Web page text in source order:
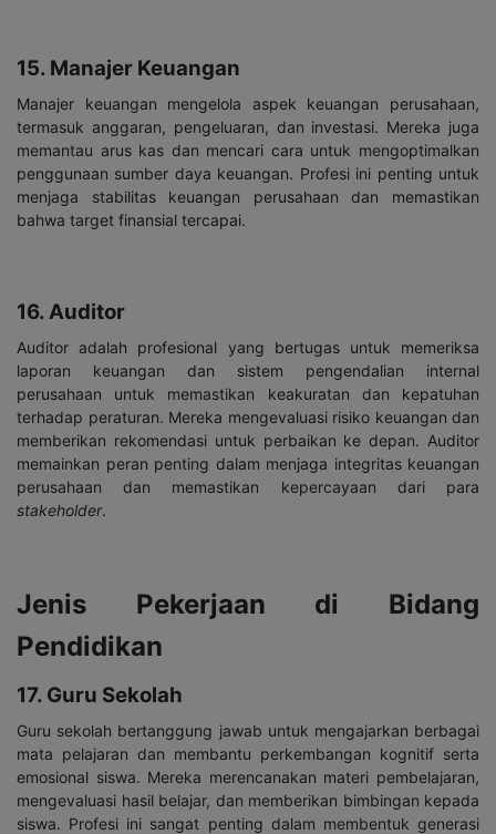
15. Manajer Keuangan
Manajer keuangan mengelola aspek keuangan perusahaan,
termasuk anggaran, pengeluaran, dan investasi. Mereka juga
memantau arus kas dan mencari cara untuk mengoptimalkan
penggunaan sumber daya keuangan. Profesi ini penting untuk
menjaga stabilitas keuangan perusahaan dan memastikan
bahwa target finansial tercapai.
16. Auditor
Auditor adalah profesional yang bertugas untuk memeriksa
laporan keuangan dan sistem pengendalian internal
perusahaan untuk memastikan keakuratan dan kepatuhan
terhadap peraturan. Mereka mengevaluasi risiko keuangan dan
memberikan rekomendasi untuk perbaikan ke depan. Auditor
memainkan peran penting dalam menjaga integritas keuangan
perusahaan dan memastikan kepercayaan dari para
stakeholder.
Jenis Pekerjaan di Bidang
Pendidikan
17. Guru Sekolah
Guru sekolah bertanggung jawab untuk mengajarkan berbagai
mata pelajaran dan membantu perkembangan kognitif serta
emosional siswa. Mereka merencanakan materi pembelajaran,
mengevaluasi hasil belajar, dan memberikan bimbingan kepada
siswa. Profesi ini sangat penting dalam membentuk generasi